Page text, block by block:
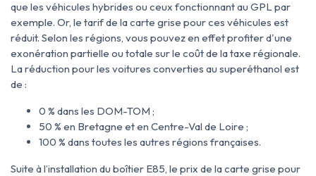
que les véhicules hybrides ou ceux fonctionnant au GPL par
exemple. Or, le tarif de la carte grise pour ces véhicules est
réduit. Selon les régions, vous pouvez en effet profiter d'une
exonération partielle ou totale sur le coût de la taxe régionale.
La réduction pour les voitures converties au superéthanol est
de :
0 % dans les DOM-TOM ;
50 % en Bretagne et en Centre-Val de Loire ;
100 % dans toutes les autres régions françaises.
Suite à l’installation du boîtier E85, le prix de la carte grise pour